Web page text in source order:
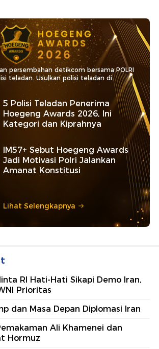
persembahan detikcom bersama POLRI
teladan. Usulkan polisi teladan di
5 Polisi Teladan Penerima
Hoegeng Awards 2026, Ini
Kategori dan Kiprahnya
IM57+ Sebut Hoegeng Awards
Jadi Motivasi Polri Jalankan
Amanat Konstitusi
Lihat Selengkapnya
RI Hati-Hati Sikapi Demo Iran,
Prioritas
dan Masa Depan Diplomasi Iran
Ali Khamenei dan
Hormuz